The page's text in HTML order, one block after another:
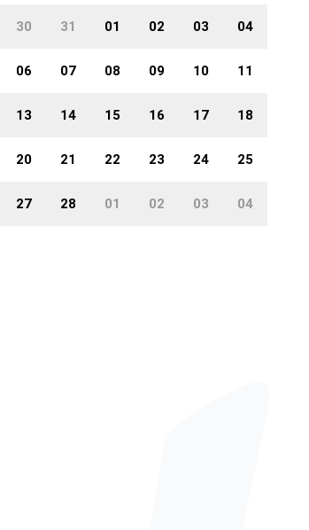
30 31 01 02 03 04
06 07 08 09 10 11
13 14 15 16 17 18
20 21 22 23 24 25
27 28 01 02 03 04